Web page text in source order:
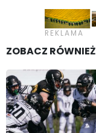
ZOBACZ RÓWNIEŻ